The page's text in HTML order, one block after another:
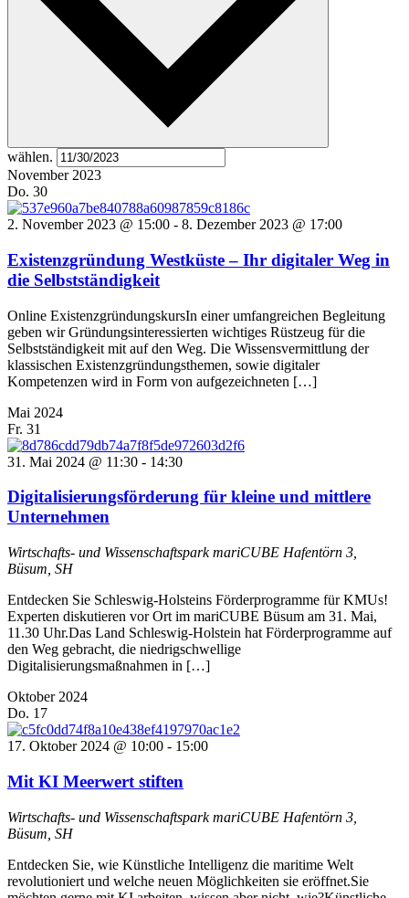
wählen.
November 2023
Do. 30
2. November 2023 @ 15:00 - 8. Dezember 2023 @ 17:00
Existenzgründung Westküste – Ihr digitaler Weg in
die Selbstständigkeit
Online ExistenzgründungskursIn einer umfangreichen Begleitung
geben wir Gründungsinteressierten wichtiges Rüstzeug für die
Selbstständigkeit mit auf den Weg. Die Wissensvermittlung der
klassischen Existenzgründungsthemen, sowie digitaler
Kompetenzen wird in Form von aufgezeichneten […]
Mai 2024
Fr. 31
31. Mai 2024 @ 11:30 - 14:30
Digitalisierungsförderung für kleine und mittlere
Unternehmen
Wirtschafts- und Wissenschaftspark mariCUBE Hafentörn 3,
Büsum, SH
Entdecken Sie Schleswig-Holsteins Förderprogramme für KMUs!
Experten diskutieren vor Ort im mariCUBE Büsum am 31. Mai,
11.30 Uhr.Das Land Schleswig-Holstein hat Förderprogramme auf
den Weg gebracht, die niedrigschwellige
Digitalisierungsmaßnahmen in […]
Oktober 2024
Do. 17
17. Oktober 2024 @ 10:00 - 15:00
Mit KI Meerwert stiften
Wirtschafts- und Wissenschaftspark mariCUBE Hafentörn 3,
Büsum, SH
Entdecken Sie, wie Künstliche Intelligenz die maritime Welt
revolutioniert und welche neuen Möglichkeiten sie eröffnet.Sie